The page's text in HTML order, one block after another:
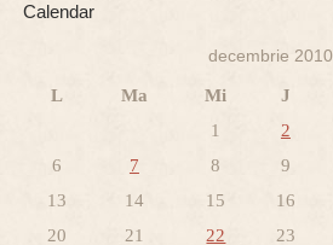
Calendar
decembrie 2010
L Ma Mi J
1
2
6
7 8 9
13
14 15 16
20
21 22 23